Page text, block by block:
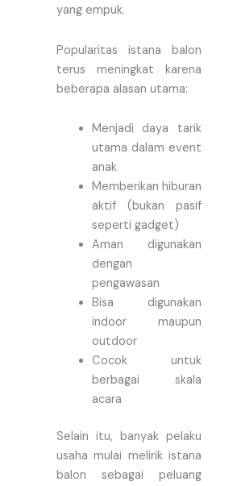
yang empuk.
Popularitas istana balon
terus meningkat karena
beberapa alasan utama:
Menjadi daya tarik
utama dalam event
anak
Memberikan hiburan
aktif (bukan pasif
seperti gadget)
Aman digunakan
dengan
pengawasan
Bisa digunakan
indoor maupun
outdoor
Cocok untuk
berbagai skala
acara
Selain itu, banyak pelaku
usaha mulai melirik istana
balon sebagai peluang